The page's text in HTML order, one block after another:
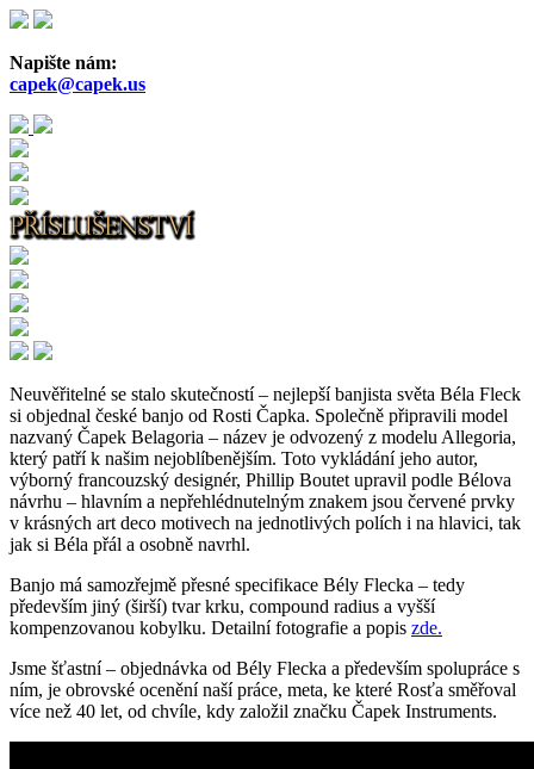
Přejít
hlavnímu
obsahu
Napište nám:
capek@capek.us
Neuvěřitelné se stalo skutečností – nejlepší banjista světa Béla Fleck
si objednal české banjo od Rosti Čapka. Společně připravili model
nazvaný Čapek Belagoria – název je odvozený z modelu Allegoria,
který patří k našim nejoblíbenějším. Toto vykládání jeho autor,
výborný francouzský designér, Phillip Boutet upravil podle Bélova
návrhu – hlavním a nepřehlédnutelným znakem jsou červené prvky
v krásných art deco motivech na jednotlivých polích i na hlavici, tak
jak si Béla přál a osobně navrhl.
Banjo má samozřejmě přesné specifikace Bély Flecka – tedy
především jiný (širší) tvar krku, compound radius a vyšší
kompenzovanou kobylku. Detailní fotografie a popis zde.
Jsme šťastní – objednávka od Bély Flecka a především spolupráce s
ním, je obrovské ocenění naší práce, meta, ke které Rosťa směřoval
více než 40 let, od chvíle, kdy založil značku Čapek Instruments.